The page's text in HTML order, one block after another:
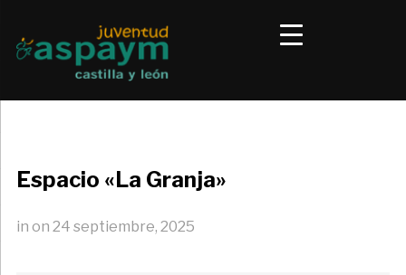
Espacio «La Granja»
in on 24 septiembre, 2025